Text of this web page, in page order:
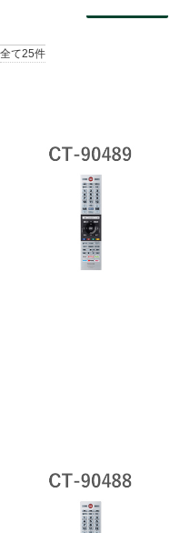
全て25件